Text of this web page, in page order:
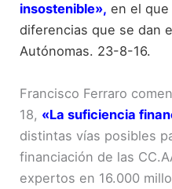
insostenible», en el
diferencias que se dan
Autónomas. 23-8-16.
Francisco Ferraro
18, «La suficiencia
distintas vías posibles
financiación de las
expertos en 16.000